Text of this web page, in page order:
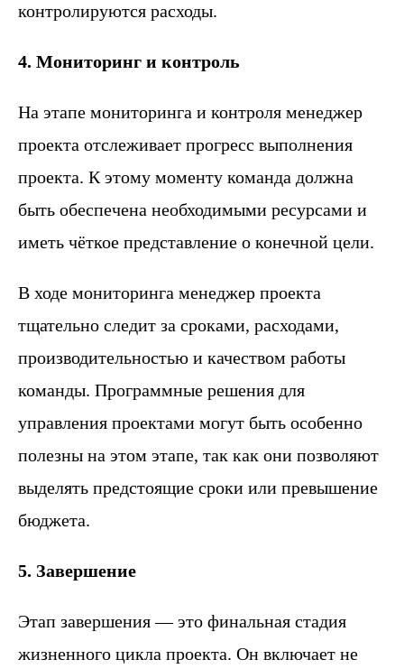
контролируются расходы.
4. Мониторинг и контроль
На этапе мониторинга и контроля менеджер
проекта отслеживает прогресс выполнения
проекта. К этому моменту команда должна
быть обеспечена необходимыми ресурсами и
иметь чёткое представление о конечной цели.
В ходе мониторинга менеджер проекта
тщательно следит за сроками, расходами,
производительностью и качеством работы
команды. Программные решения для
управления проектами могут быть особенно
полезны на этом этапе, так как они позволяют
выделять предстоящие сроки или превышение
бюджета.
5. Завершение
Этап завершения — это финальная стадия
жизненного цикла проекта. Он включает не